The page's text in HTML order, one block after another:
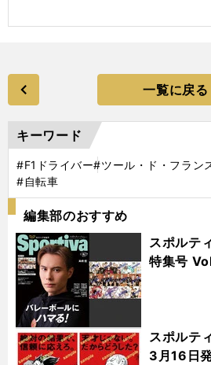
一覧に戻る
キーワード
#F1ドライバー#ツール・ド・フラン
#自転車
編集部のおすすめ
スポルテ
特集号
スポルテ
3月16日